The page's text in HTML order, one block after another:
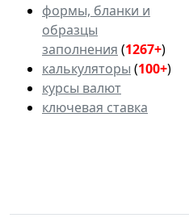
формы, бланки и
образцы
заполнения (1267+)
калькуляторы (100+)
курсы валют
ключевая ставка